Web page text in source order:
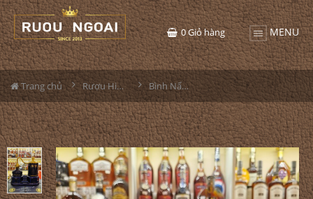
MENU
0Giỏ hàng
Trang chủ Rượu Hiếm - Cũ Bình Nấu Rượu Passion Extra Cognac